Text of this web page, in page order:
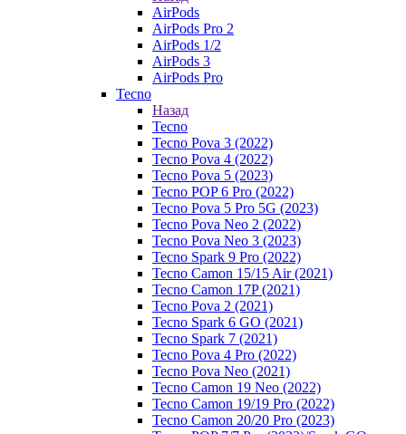
AirPods
AirPods Pro 2
AirPods 1/2
AirPods 3
AirPods Pro
Tecno
Назад
Tecno
Tecno Pova 3 (2022)
Tecno Pova 4 (2022)
Tecno Pova 5 (2023)
Tecno POP 6 Pro (2022)
Tecno Pova 5 Pro 5G (2023)
Tecno Pova Neo 2 (2022)
Tecno Pova Neo 3 (2023)
Tecno Spark 9 Pro (2022)
Tecno Camon 15/15 Air (2021)
Tecno Camon 17P (2021)
Tecno Pova 2 (2021)
Tecno Spark 6 GO (2021)
Tecno Spark 7 (2021)
Tecno Pova 4 Pro (2022)
Tecno Pova Neo (2021)
Tecno Camon 19 Neo (2022)
Tecno Camon 19/19 Pro (2022)
Tecno Camon 20/20 Pro (2023)